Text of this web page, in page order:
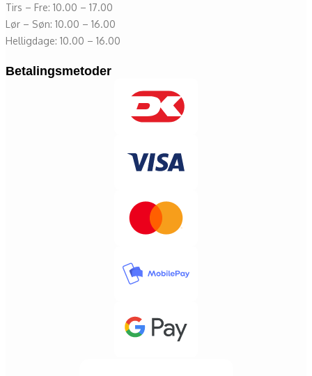
Tirs – Fre: 10.00 – 17.00
Lør – Søn: 10.00 – 16.00
Helligdage: 10.00 – 16.00
Betalingsmetoder